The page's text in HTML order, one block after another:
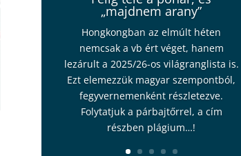
„majdnem arany”
Hongkongban az elmúlt héten
nemcsak a vb ért véget, hanem
lezárult a 2025/26-os világranglista is.
Ezt elemezzük magyar szempontból,
fegyvernemenként részletezve.
Folytatjuk a párbajtőrrel, a cím
részben plágium…!